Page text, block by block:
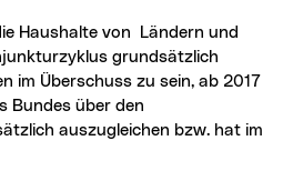
grundsätzlich
im Überschuss zu sein, ab 2017
Bundes über den
auszugleichen bzw. hat im